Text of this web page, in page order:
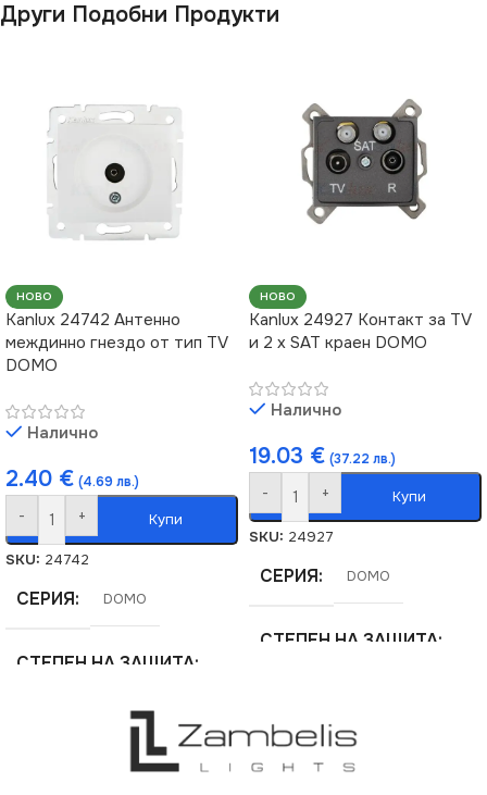
Други Подобни Продукти
НОВО
Kanlux 24742 Антенно
междинно гнездо от тип TV
DOMO
Налично
2.40 € (4.69 лв.)
- + Купи
SKU: 24742
СЕРИЯ DOMO
СТЕПЕН НА ЗАЩИТА
НОВО
Kanlux 24927 Контакт за TV
и 2 х SAT краен DOMO
Налично
19.03 € (37.22 лв.)
- + Купи
SKU: 24927
СЕРИЯ DOMO
СТЕПЕН НА ЗАЩИТА